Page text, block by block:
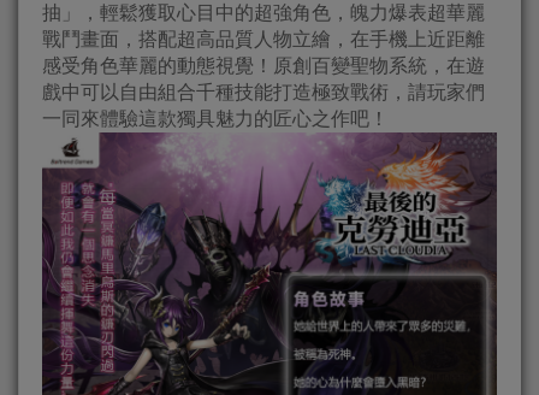
抽」，輕鬆獲取心目中的超強角色，魄力爆表超華麗
戰鬥畫面，搭配超高品質人物立繪，在手機上近距離
感受角色華麗的動態視覺！原創百變聖物系統，在遊
戲中可以自由組合千種技能打造極致戰術，請玩家們
一同來體驗這款獨具魅力的匠心之作吧！